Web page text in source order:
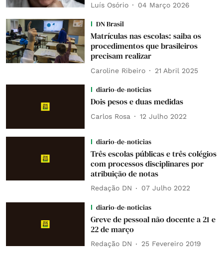
Luís Osório 04 Março 2026
DN Brasil
Matrículas nas escolas: saiba os
procedimentos que brasileiros
precisam realizar
Caroline Ribeiro 21 Abril 2025
diario-de-noticias
Dois pesos e duas medidas
Carlos Rosa 12 Julho 2022
diario-de-noticias
Três escolas públicas e três colégios
com processos disciplinares por
atribuição de notas
Redação DN 07 Julho 2022
diario-de-noticias
Greve de pessoal não docente a 21 e
22 de março
Redação DN 25 Fevereiro 2019